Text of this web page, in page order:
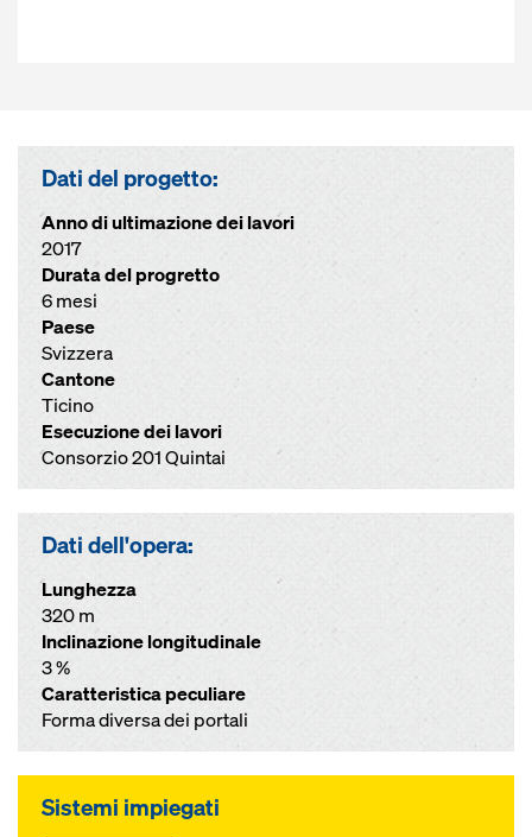
Dati del progetto:
Anno di ultimazione dei lavori
2017
Durata del progretto
6 mesi
Paese
Svizzera
Cantone
Ticino
Esecuzione dei lavori
Consorzio 201 Quintai
Dati dell'opera:
Lunghezza
320 m
Inclinazione longitudinale
3 %
Caratteristica peculiare
Forma diversa dei portali
Sistemi impiegati